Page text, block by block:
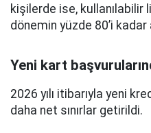
kişilerde ise,
dönemin yüzde 80’i
Yeni kart
2026 yılı itibarıyla yeni
daha net sınırlar getirildi.